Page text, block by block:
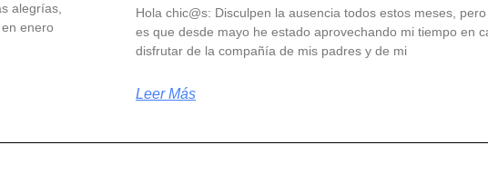
alegrías,
enero
Hola chic@s: Disculpen la ausencia todos estos meses,
es que desde mayo he estado aprovechando mi tiempo en
disfrutar de la compañía de mis padres y de mi
Leer Más